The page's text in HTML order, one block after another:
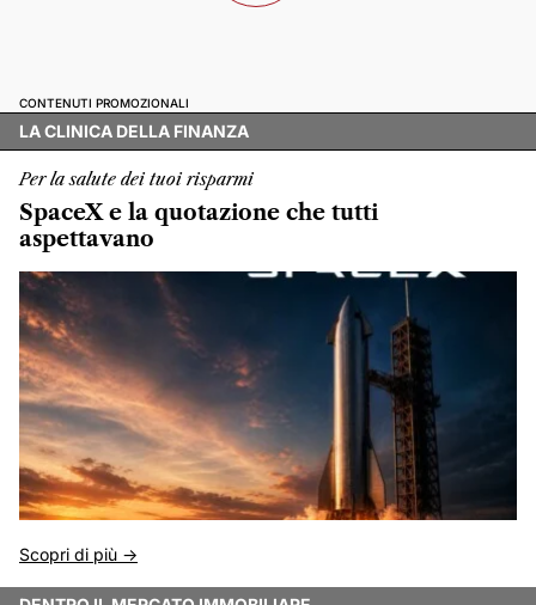
CONTENUTI PROMOZIONALI
LA CLINICA DELLA FINANZA
Per la salute dei tuoi risparmi
SpaceX e la quotazione che tutti
aspettavano
Scopri di più ->